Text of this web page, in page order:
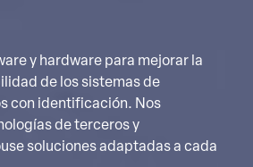
y hardware para mejorar la
de los sistemas de
con identificación. Nos
de terceros y
soluciones adaptadas a cada